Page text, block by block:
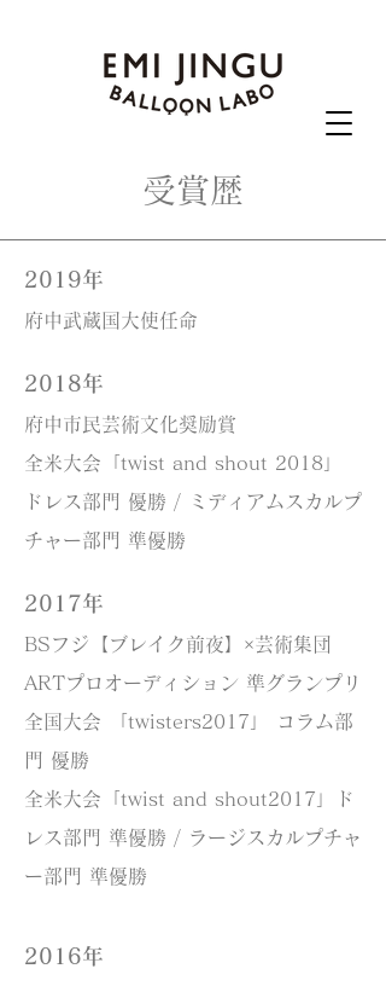
受賞歴
2019年
府中武蔵国大使任命
2018年
府中市民芸術文化奨励賞​
全米大会「twist and shout 2018」
ドレス部門 優勝 / ミディアムスカルプ
チャー部門 準優勝
2017年
BSフジ【ブレイク前夜】×芸術集団
ARTプロオーディション 準グランプリ
全国大会 「twisters2017」 コラム部
門 優勝
全米大会「twist and shout2017」ド
レス部門 準優勝 / ラージスカルプチャ
ー部門 準優勝
2016年